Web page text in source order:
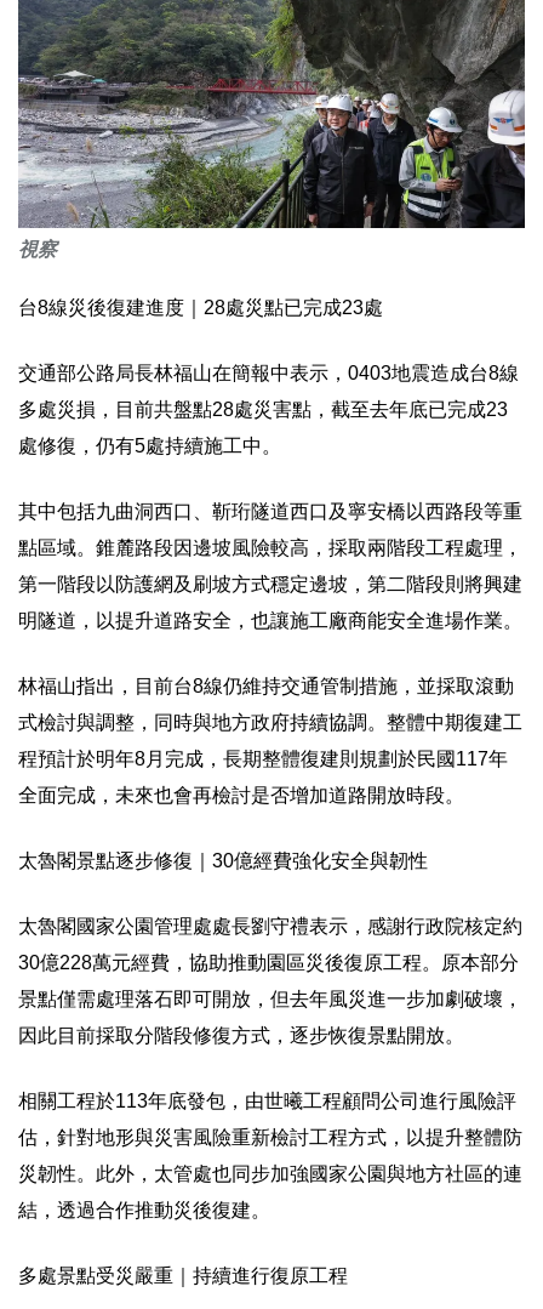
視察
台8線災後復建進度｜28處災點已完成23處
交通部公路局長林福山在簡報中表示，0403地震造成台8線
多處災損，目前共盤點28處災害點，截至去年底已完成23
處修復，仍有5處持續施工中。
其中包括九曲洞西口、靳珩隧道西口及寧安橋以西路段等重
點區域。錐麓路段因邊坡風險較高，採取兩階段工程處理，
第一階段以防護網及刷坡方式穩定邊坡，第二階段則將興建
明隧道，以提升道路安全，也讓施工廠商能安全進場作業。
林福山指出，目前台8線仍維持交通管制措施，並採取滾動
式檢討與調整，同時與地方政府持續協調。整體中期復建工
程預計於明年8月完成，長期整體復建則規劃於民國117年
全面完成，未來也會再檢討是否增加道路開放時段。
太魯閣景點逐步修復｜30億經費強化安全與韌性
太魯閣國家公園管理處處長劉守禮表示，感謝行政院核定約
30億228萬元經費，協助推動園區災後復原工程。原本部分
景點僅需處理落石即可開放，但去年風災進一步加劇破壞，
因此目前採取分階段修復方式，逐步恢復景點開放。
相關工程於113年底發包，由世曦工程顧問公司進行風險評
估，針對地形與災害風險重新檢討工程方式，以提升整體防
災韌性。此外，太管處也同步加強國家公園與地方社區的連
結，透過合作推動災後復建。
多處景點受災嚴重｜持續進行復原工程